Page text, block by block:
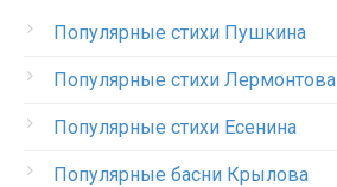
Популярные стихи Пушкина
Популярные стихи Лермонтова
Популярные стихи Есенина
Популярные басни Крылова